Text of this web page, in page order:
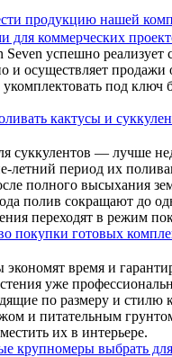
продукцию нашей
для коммерческих
Seven успешно реализует
и осуществляет
укомплектовать под ключ
кактусы и
суккулентов — лучше
летний период их
полного высыхания
полив сокращают до
переходят в режим
покупки готовых
экономят время и
уже
по размеру и стилю
и питательным
их в интерьере.
крупномеры выбрать